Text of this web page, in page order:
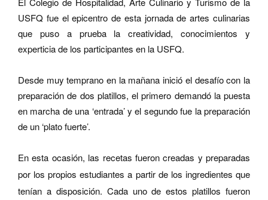
USFQ fue el epicentro de esta jornada de artes culinarias
que puso a prueba la creatividad, conocimientos y
experticia de los participantes en la USFQ.
Desde muy temprano en la mañana inició el desafío con la
preparación de dos platillos, el primero demandó la puesta
en marcha de una ‘entrada’ y el segundo fue la preparación
de un ‘plato fuerte’.
En esta ocasión, las recetas fueron creadas y preparadas
por los propios estudiantes a partir de los ingredientes que
tenían a disposición. Cada uno de estos platillos fueron